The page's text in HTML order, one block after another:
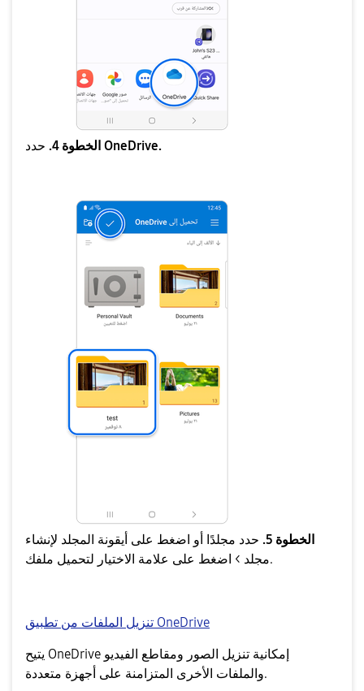
الخطوة 4. حدد OneDrive.
الخطوة 5.
حدد مجلدًا أو اضغط على أيقونة المجلد لإنشاء
مجلد > اضغط على علامة الاختيار لتحميل ملفك.
تنزيل الملفات من تطبيق OneDrive
يتيح OneDrive إمكانية تنزيل الصور ومقاطع الفيديو
والملفات الأخرى المتزامنة على أجهزة متعددة.